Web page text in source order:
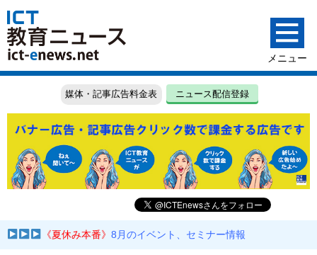
媒体・記事広告料金表 ニュース配信登録
《夏休み本番》8月のイベント、セミナー情報